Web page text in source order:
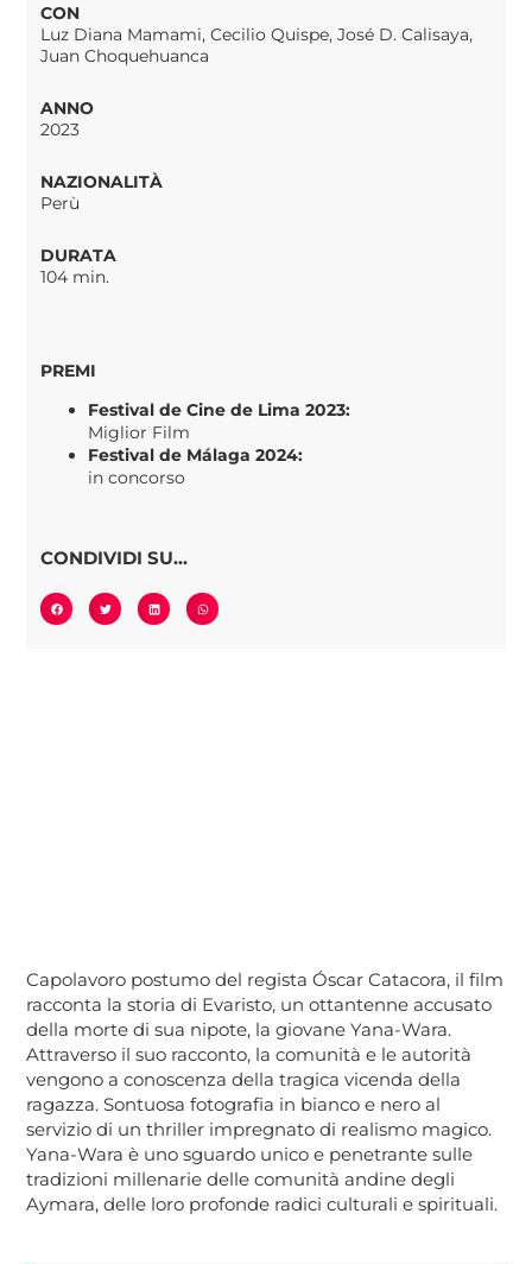
CON
Luz Diana Mamami, Cecilio Quispe, José D. Calisaya,
Juan Choquehuanca
ANNO
2023
NAZIONALITÀ
Perù
DURATA
104 min.
PREMI
Festival de Cine de Lima 2023:
Miglior Film
Festival de Málaga 2024:
in concorso
CONDIVIDI SU...
Capolavoro postumo del regista Óscar Catacora, il film
racconta la storia di Evaristo, un ottantenne accusato
della morte di sua nipote, la giovane Yana-Wara.
Attraverso il suo racconto, la comunità e le autorità
vengono a conoscenza della tragica vicenda della
ragazza. Sontuosa fotografia in bianco e nero al
servizio di un thriller impregnato di realismo magico.
Yana-Wara è uno sguardo unico e penetrante sulle
tradizioni millenarie delle comunità andine degli
Aymara, delle loro profonde radici culturali e spirituali.